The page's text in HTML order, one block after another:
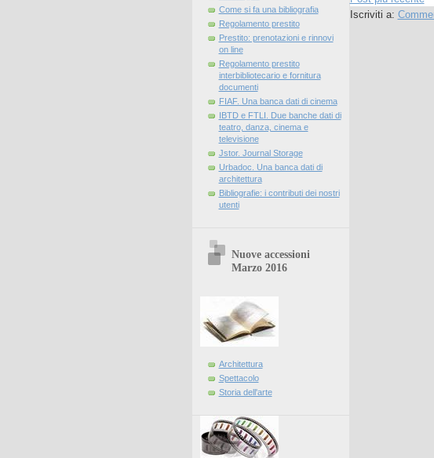
Come si fa una bibliografia
Regolamento prestito
Prestito: prenotazioni e rinnovi
on line
Regolamento prestito
interbibliotecario e fornitura
documenti
FIAF. Una banca dati di cinema
IBTD e FTLI. Due banche dati di
teatro, danza, cinema e
televisione
Jstor. Journal Storage
Urbadoc. Una banca dati di
architettura
Bibliografie: i contributi dei nostri
utenti
Nuove accessioni
Marzo 2016
Architettura
Spettacolo
Storia dell'arte
Iscriviti a: